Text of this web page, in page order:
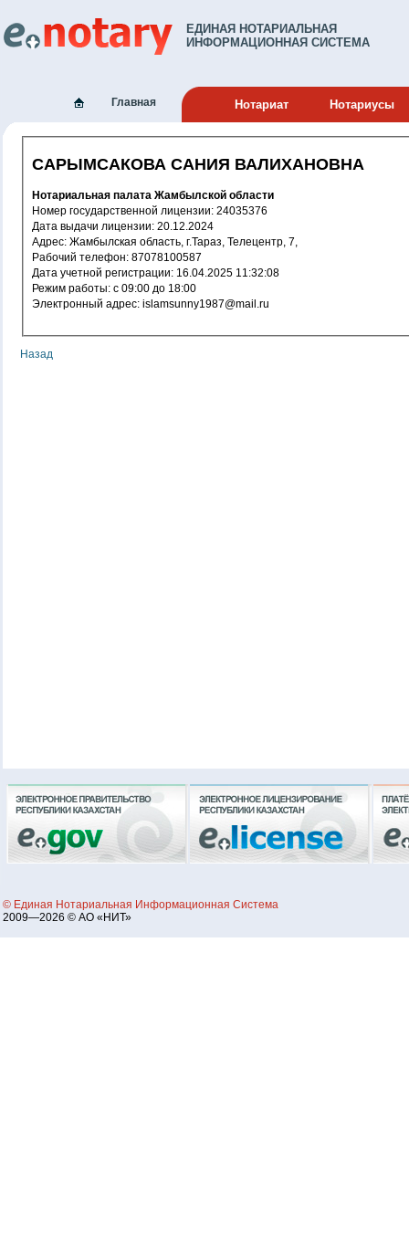
ЕДИНАЯ НОТАРИАЛЬНАЯ
ИНФОРМАЦИОННАЯ СИСТЕМА
Главная Нотариат Нотариусы
САРЫМСАКОВА САНИЯ ВАЛИХАНОВНА
Нотариальная палата Жамбылской области
Номер государственной лицензии: 24035376
Дата выдачи лицензии: 20.12.2024
Адрес: Жамбылская область, г.Тараз, Телецентр, 7,
Рабочий телефон: 87078100587
Дата учетной регистрации: 16.04.2025 11:32:08
Режим работы: с 09:00 до 18:00
Электронный адрес: islamsunny1987@mail.ru
Назад
© Единая Нотариальная Информационная Система
2009—2026 © АО «НИТ»